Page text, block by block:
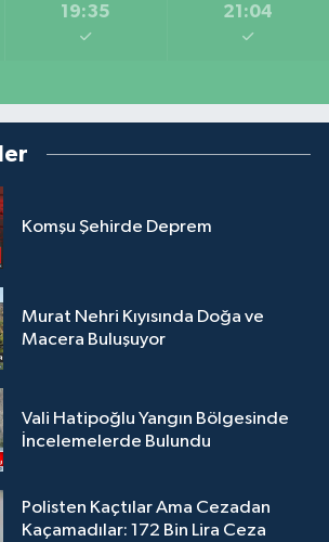
19:35 21:04
Komşu Şehirde Deprem
Murat Nehri Kıyısında Doğa ve
Macera Buluşuyor
Vali Hatipoğlu Yangın Bölgesinde
İncelemelerde Bulundu
Polisten Kaçtılar Ama Cezadan
Kaçamadılar: 172 Bin Lira Ceza